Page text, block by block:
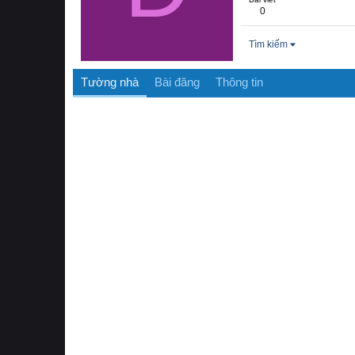
0
Tìm kiếm
Tường nhà Bài đăng Thông tin